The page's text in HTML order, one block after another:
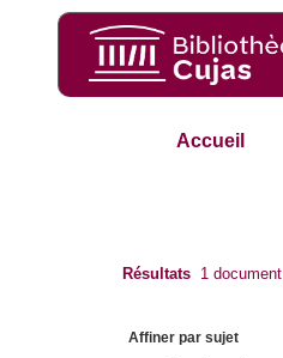
Accueil
Résultats 1 document
Affiner par sujet